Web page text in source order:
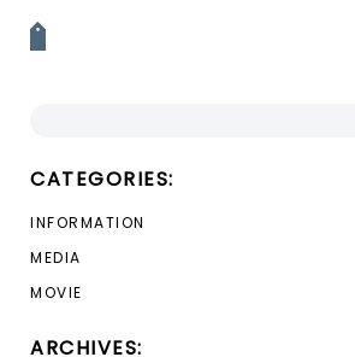
投稿ナビゲーション
CATEGORIES:
INFORMATION
MEDIA
MOVIE
ARCHIVES: